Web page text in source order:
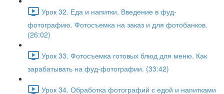
Урок 32. Еда и напитки. Введение в фуд-
фотографию. Фотосъемка на заказ и для фотобанков.
(26:02)
Урок 33. Фотосъемка готовых блюд для меню. Как
зарабатывать на фуд-фотографии. (33:42)
Урок 34. Обработка фотографий с едой и напитками